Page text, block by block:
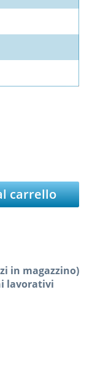
carrello
in magazzino)
lavorativi